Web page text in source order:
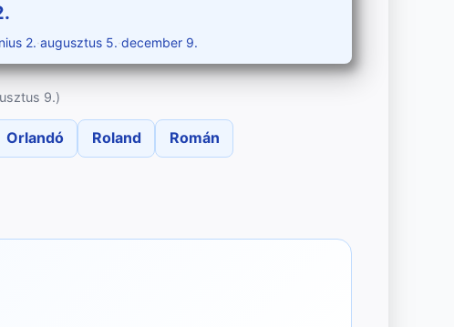
2.·augusztus 5.·december 9.
9.)
Orlandó Roland Román